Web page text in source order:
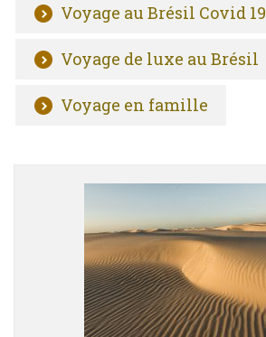
Voyage au Brésil Covid 19
Voyage de luxe au Brésil
Voyage en famille